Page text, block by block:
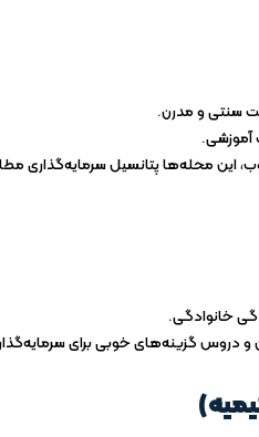
سنتی و مدرن.
آموزشی.
محله‌ها پتانسیل سرمایه‌گذاری
خانوادگی.
و دروس گزینه‌های خوبی برای